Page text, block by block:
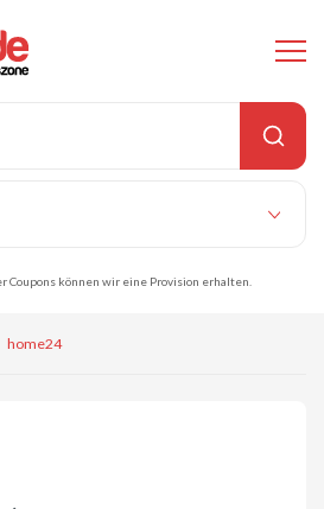
Coupons können wir eine Provision erhalten.
home24